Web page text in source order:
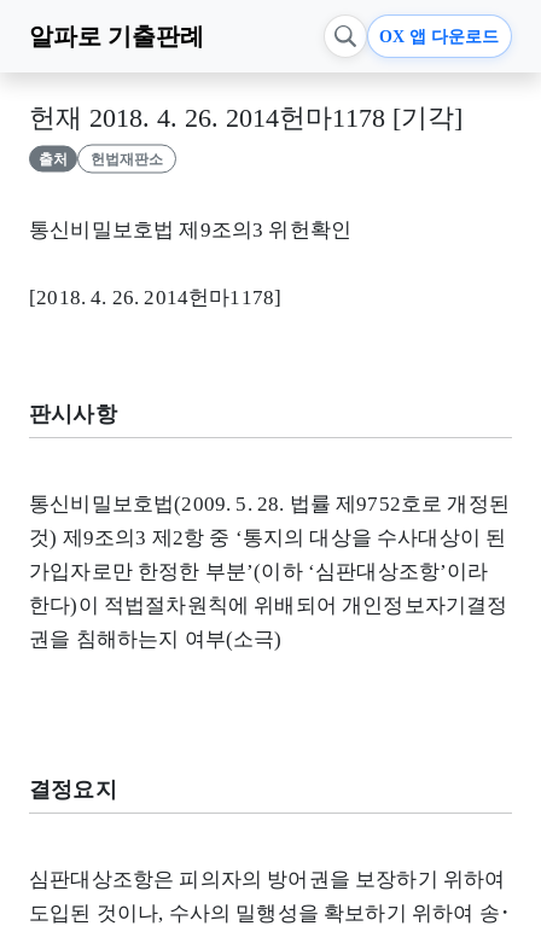
알파로 기출판례 OX 앱 다운로드
헌재 2018. 4. 26. 2014헌마1178 [기각]
출처 헌법재판소
통신비밀보호법 제9조의3 위헌확인
[2018. 4. 26. 2014헌마1178]
판시사항
통신비밀보호법(2009. 5. 28. 법률 제9752호로 개정된
것) 제9조의3 제2항 중 ‘통지의 대상을 수사대상이 된
가입자로만 한정한 부분’(이하 ‘심판대상조항’이라
한다)이 적법절차원칙에 위배되어 개인정보자기결정
권을 침해하는지 여부(소극)
결정요지
심판대상조항은 피의자의 방어권을 보장하기 위하여
도입된 것이나, 수사의 밀행성을 확보하기 위하여 송･